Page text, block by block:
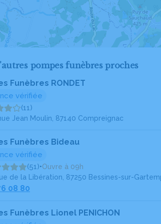
pompes funèbres proches
Funèbres RONDET
vérifiée
(11)
Jean Moulin, 87140 Compreignac
Funèbres Bideau
vérifiée
(51)•Ouvre à 09h
de la Libération, 87250 Bessines-sur-
08 80
Funèbres Lionel PENICHON